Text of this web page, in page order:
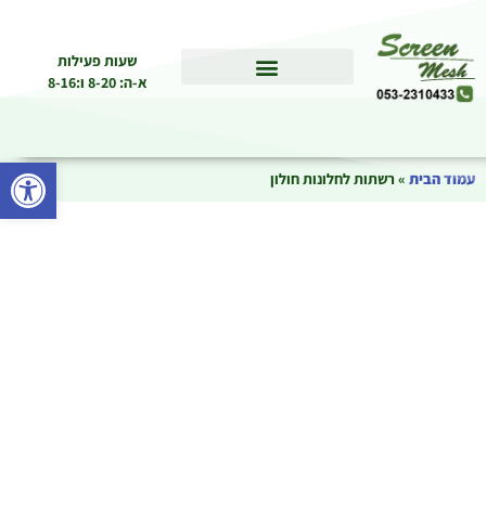
פתח
שעות פעילות
א-ה: 8-20 ו:8-16
עמוד הבית » רשתות לחלונות חולון